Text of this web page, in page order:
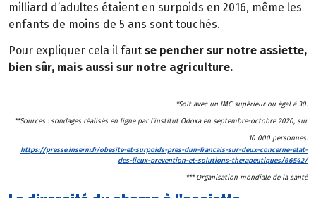
milliard d’adultes étaient en surpoids en 2016, même les
enfants de moins de 5 ans sont touchés.
Pour expliquer cela il faut se pencher sur notre assiette,
bien sûr, mais aussi sur notre agriculture.
*Soit avec un IMC supérieur ou égal à 30.
**Sources : sondages réalisés en ligne par l’institut Odoxa en septembre-octobre 2020, sur
10 000 personnes.
https://presse.inserm.fr/obesite-et-surpoids-pres-dun-francais-sur-deux-concerne-etat-
des-lieux-prevention-et-solutions-therapeutiques/66542/
*** Organisation mondiale de la santé